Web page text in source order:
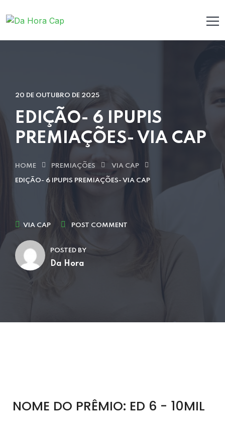
20 DE OUTUBRO DE 2025
EDIÇÃO- 6 IPUPIS
PREMIAÇÕES- VIA CAP
HOME PREMIAÇÕES VIA CAP
EDIÇÃO- 6 IPUPIS PREMIAÇÕES- VIA CAP
VIA CAP POST COMMENT
POSTED BY
Da Hora
NOME DO PRÊMIO: ED 6 - 10MIL